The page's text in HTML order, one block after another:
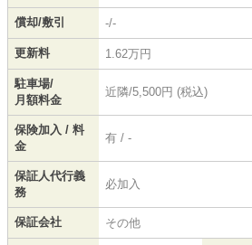
償却/敷引 -/-
更新料 1.62万円
駐車場/
月額料金
近隣/5,500円 (税込)
保険加入 / 料
金
有 / -
保証人代行義
務
必加入
保証会社 その他